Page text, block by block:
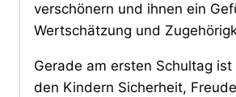
verschönern und ihnen ein
Wertschätzung und
Gerade am ersten Schultag
den Kindern Sicherheit,